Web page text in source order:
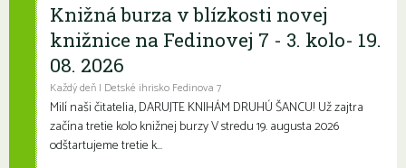
Knižná burza v blízkosti novej
knižnice na Fedinovej 7 - 3. kolo- 19.
08. 2026
Každý deň | Detské ihrisko Fedinova 7
Milí naši čitatelia, DARUJTE KNIHÁM DRUHÚ ŠANCU! Už zajtra
začína tretie kolo knižnej burzy V stredu 19. augusta 2026
odštartujeme tretie k...